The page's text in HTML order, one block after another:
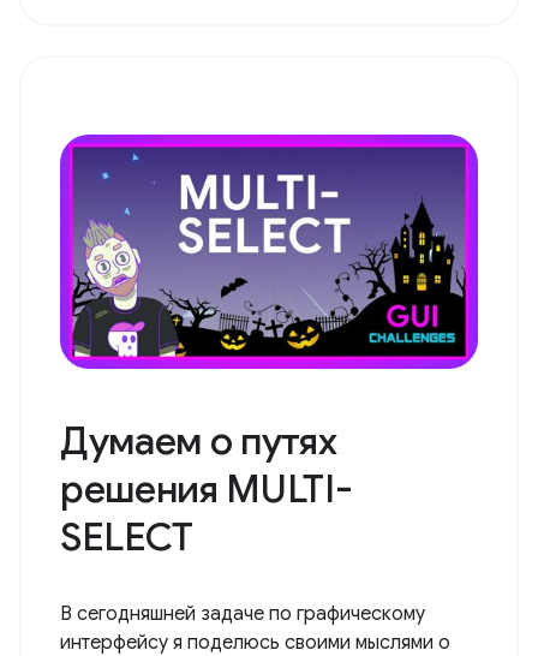
Думаем о путях
решения MULTI-
SELECT
В сегодняшней задаче по графическому
интерфейсу я поделюсь своими мыслями о